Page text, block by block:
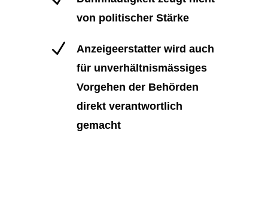
von politischer Stärke
N
Anzeigeerstatter wird auch
für unverhältnismässiges
Vorgehen der Behörden
direkt verantwortlich
gemacht